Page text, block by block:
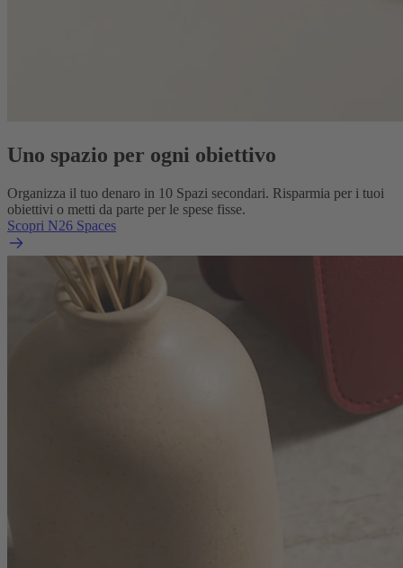
Uno spazio per ogni obiettivo
Organizza il tuo denaro in 10 Spazi secondari. Risparmia per i tuoi
obiettivi o metti da parte per le spese fisse.
Scopri N26 Spaces